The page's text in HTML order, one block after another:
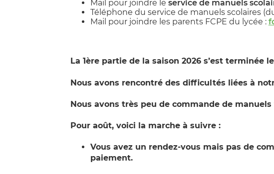
Mail pour joindre le service de manuels
Téléphone du service de manuels scolaires
Mail pour joindre les parents FCPE du lycée :
La 1ère partie de la saison 2026 s’est terminée
Nous avons rencontré des difficultés liées à
Nous avons très peu de commande de
Pour août, voici la marche à suivre :
Vous avez un rendez-vous mais pas de
paiement.